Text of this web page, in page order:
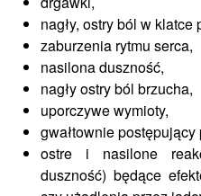
nagły, ostry ból w klatce
zaburzenia rytmu serca,
nasilona duszność,
nagły ostry ból brzucha,
uporczywe wymioty,
gwałtownie postępujący
ostre i nasilone
duszność) będące